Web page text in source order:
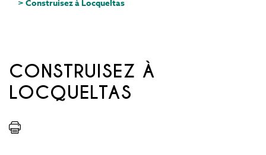
Fil
>Construisez à Locqueltas
CONSTRUISEZ À
LOCQUELTAS